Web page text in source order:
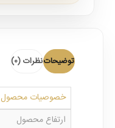
توضیحاتنظرات (0)
خصوصیات محصول
ارتفاع محصول